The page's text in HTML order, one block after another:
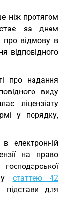
ніж протягом
за днем
про відмову в
відповідного
про надання
виду
ліцензіату
у порядку,
електронній
на право
статтею 42
підстави для